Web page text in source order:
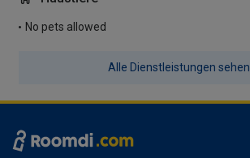
No pets allowed
Alle Dienstleistungen sehen